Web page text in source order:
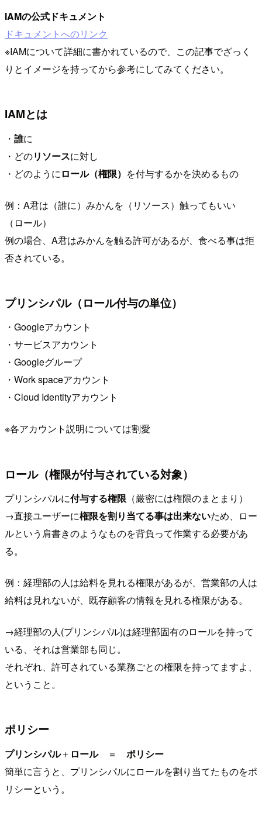
IAMの公式ドキュメント
ドキュメントへのリンク
※IAMについて詳細に書かれているので、この記事でざっく
りとイメージを持ってから参考にしてみてください。
IAMとは
・ 誰に
・どのリソースに対し
・どのようにロール（権限） を付与するかを決めるもの
例：A君は（誰に）みかんを（リソース）触ってもいい
（ロール）
例の場合、A君はみかんを触る許可があるが、食べる事は拒
否されている。
プリンシパル（ロール付与の単位）
・Googleアカウント
・サービスアカウント
・Googleグループ
・Work spaceアカウント
・Cloud Identityアカウント
※各アカウント説明については割愛
ロール（権限が付与されている対象）
プリンシパルに付与する権限 （厳密には権限のまとまり）
→直接ユーザーに権限を割り当てる事は出来ないため、ロー
ルという肩書きのようなものを背負って作業する必要があ
る。
例：経理部の人は給料を見れる権限があるが、営業部の人は
給料は見れないが、既存顧客の情報を見れる権限がある。
→経理部の人(プリンシパル)は経理部固有のロールを持って
いる、それは営業部も同じ。
それぞれ、許可されている業務ごとの権限を持ってますよ、
ということ。
ポリシー
プリンシパル＋ ロール＝ ポリシー
簡単に言うと、プリンシパルにロールを割り当てたものをポ
リシーという。